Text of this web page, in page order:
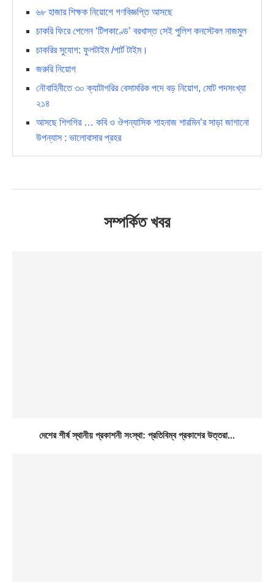
৬৮ হাজার শিক্ষক নিয়োগে গণবিজ্ঞপ্তি আসছে
চাকরি ফিরে পেলেন ‘টিপকাণ্ডে’ বরখাস্ত সেই পুলিশ কনস্টেবল নাজমুল
চাকরির সুযোগ: ফুলটাইম /পার্ট টাইম।
জরুরি নিয়োগ
নৌবাহিনীতে ৩০ ক্যাটাগরির বেসামরিক পদে বড় নিয়োগ, মোট পদসংখ্যা
২১৪
আসছে শিগগির … কবি ও ঔপন্যাসিক শাহনাজ শারমিন’র সাড়া জাগানো
উপন্যাস : ভালোবাসার প্রহর
সম্পর্কিত খবর
দেশের শীর্ষ স্থানীয় প্রকাশনী সংস্থা: প্রতিবিম্ব প্রকাশের উত্তরা...